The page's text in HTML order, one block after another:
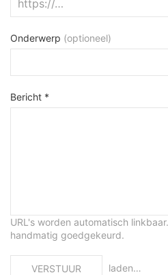
Onderwerp (optioneel)
Bericht *
URL's worden automatisch
handmatig goedgekeurd.
VERSTUUR laden…